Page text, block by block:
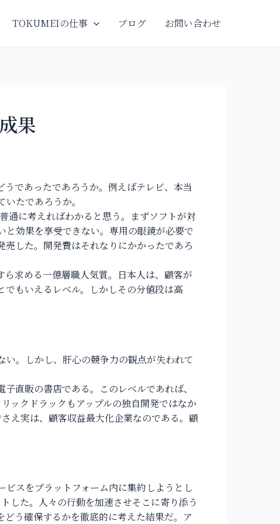
TOKUMEIの仕事 ブログ お問い合わせ
果
であったであろうか。例えばテレビ、本当
たであろうか。
通に考えればわかると思う。まずソフトが対
効果を享受できない。専用の眼鏡が必要で
した。開発費はそれなりにかかったであろ
求める一億層職人気質。日本人は、顧客が
もいえるレベル。しかしその分値段は高
。しかし、肝心の競争力の観点が失われて
直販の書店である。このレベルであれば、
ックドラックもアップルの独自開発ではなか
え実は、顧客収益最大化企業なのである。顧
スをプラットフォーム内に集約しようとし
した。人々の行動を加速させそこに寄り添う
う確保するかを徹底的に考えた結果だ。ア